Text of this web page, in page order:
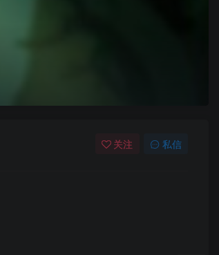
关注 私信